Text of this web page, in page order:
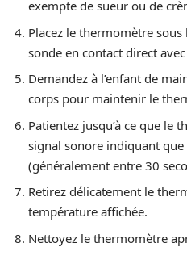
exempte de sueur ou de
Placez le thermomètre sous
sonde en contact direct
Demandez à l’enfant de
corps pour maintenir le
Patientez jusqu’à ce que le
signal sonore indiquant
(généralement entre 30
Retirez délicatement le
température affichée.
Nettoyez le thermomètre